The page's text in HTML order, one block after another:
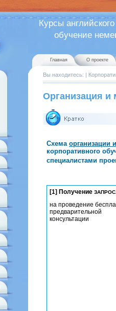
Курсы
обучение
Главная О проекте
Вы находитесь: |
Организация и
Схема организации
корпоративного
специалистами
[1] Получение
на проведение
предварительной
консультации